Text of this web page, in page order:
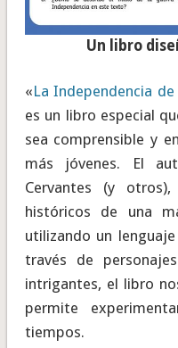
Un libro
«La Independencia
es un libro especial
sea comprensible y
más jóvenes. El
Cervantes (y
históricos de una
utilizando un
través de
intrigantes, el libro
permite
tiempos.